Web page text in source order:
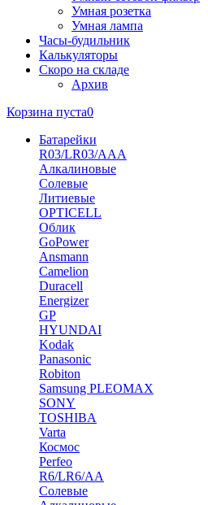
Умная розетка
Умная лампа
Часы-будильник
Калькуляторы
Скоро на складе
Архив
Корзина пуста0
Батарейки
R03/LR03/AAA
Алкалиновые
Солевые
Литиевые
OPTICELL
Облик
GoPower
Ansmann
Camelion
Duracell
Energizer
GP
HYUNDAI
Kodak
Panasonic
Robiton
Samsung PLEOMAX
SONY
TOSHIBA
Varta
Космос
Perfeo
R6/LR6/AA
Солевые